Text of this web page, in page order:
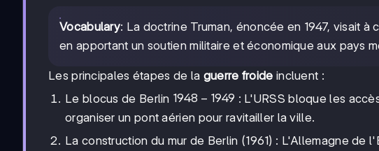
Vocabulary: La doctrine Truman, énoncée en 1947, visait
en apportant un soutien militaire et économique aux pays
Les principales étapes de la guerre froide incluent :
Le blocus de Berlin 1948-
1949
1948 − 1949 : L'URSS bloque les
organiser un pont aérien pour ravitailler la ville.
La construction du mur de Berlin (1961) : L'Allemagne de